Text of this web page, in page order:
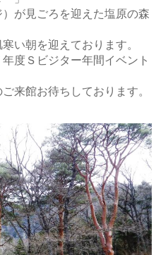
が見ごろを迎えた塩原の森
い朝を迎えております。
度Ｓビジター年間イベント
来館お待ちしております。